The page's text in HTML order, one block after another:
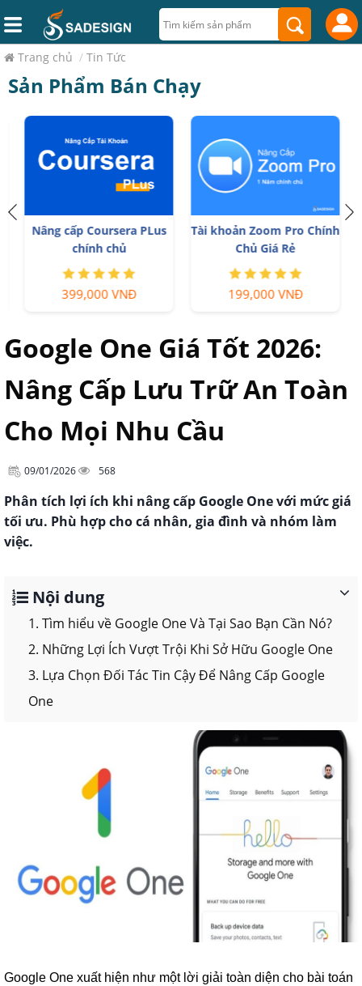
Trang chủ / Tin Tức
Sản Phẩm Bán Chạy
Nâng cấp Coursera PLus
chính chủ
399,000 VNĐ
Tài khoản Zoom Pro Chính
Chủ Giá Rẻ
199,000 VNĐ
Google One Giá Tốt 2026:
Nâng Cấp Lưu Trữ An Toàn
Cho Mọi Nhu Cầu
09/01/2026 568
Phân tích lợi ích khi nâng cấp Google One với mức giá
tối ưu. Phù hợp cho cá nhân, gia đình và nhóm làm
việc.
Nội dung
1. Tìm hiểu về Google One Và Tại Sao Bạn Cần Nó?
2. Những Lợi Ích Vượt Trội Khi Sở Hữu Google One
3. Lựa Chọn Đối Tác Tin Cậy Để Nâng Cấp Google
One
Google One xuất hiện như một lời giải toàn diện cho bài toán